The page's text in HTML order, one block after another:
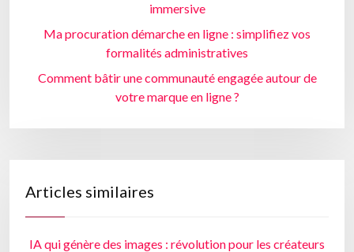
immersive
Ma procuration démarche en ligne : simplifiez vos
formalités administratives
Comment bâtir une communauté engagée autour de
votre marque en ligne ?
Articles similaires
IA qui génère des images : révolution pour les créateurs